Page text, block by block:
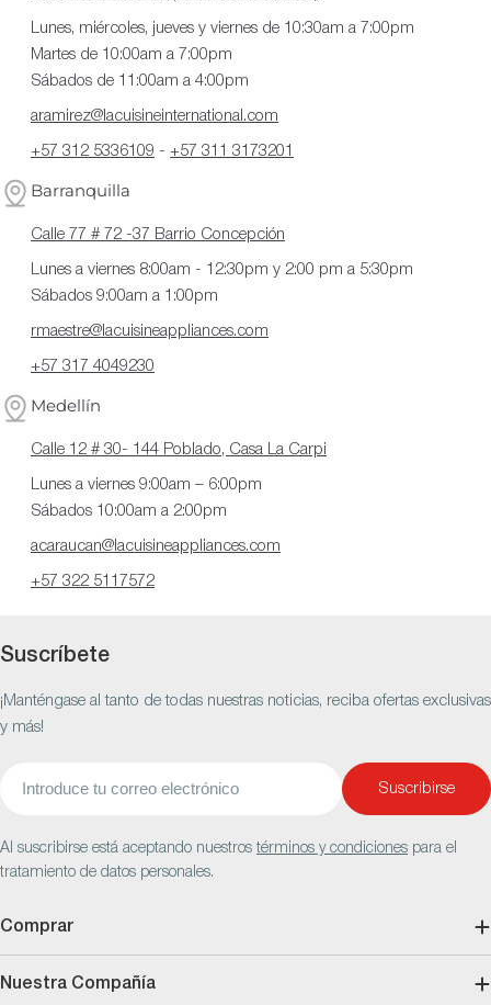
Lunes, miércoles, jueves y viernes de 10:30am a 7:00pm
Martes de 10:00am a 7:00pm
Sábados de 11:00am a 4:00pm
aramirez@lacuisineinternational.com
+57 312 5336109 - +57 311 3173201
Barranquilla
Calle 77 # 72 -37 Barrio Concepción
Lunes a viernes 8:00am - 12:30pm y 2:00 pm a 5:30pm
Sábados 9:00am a 1:00pm
rmaestre@lacuisineappliances.com
+57 317 4049230
Medellín
Calle 12 # 30- 144 Poblado, Casa La Carpi
Lunes a viernes 9:00am – 6:00pm
Sábados 10:00am a 2:00pm
acaraucan@lacuisineappliances.com
+57 322 5117572
Suscríbete
¡Manténgase al tanto de todas nuestras noticias, reciba ofertas exclusivas
y más!
Suscribirse
Al suscribirse está aceptando nuestrostérminos y condiciones para el
tratamiento de datos personales.
Comprar
Nuestra Compañía